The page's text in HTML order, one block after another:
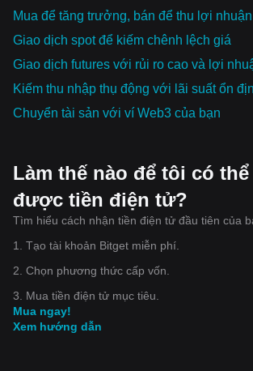
Mua để tăng trưởng, bán để thu lợi nhuận
Giao dịch spot để kiếm chênh lệch giá
Giao dịch futures với rủi ro cao và lợi
Kiếm thu nhập thụ động với lãi suất ổn
Chuyển tài sản với ví Web3 của bạn
Làm thế nào để tôi có thể
được tiền điện tử?
Tìm hiểu cách nhận tiền điện tử đầu tiên của
1. Tạo tài khoản Bitget miễn phí.
2. Chọn phương thức cấp vốn.
3. Mua tiền điện tử mục tiêu.
Mua ngay!
Xem hướng dẫn